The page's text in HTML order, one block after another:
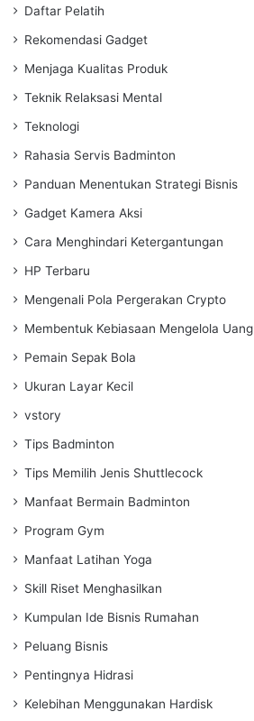
Daftar Pelatih
Rekomendasi Gadget
Menjaga Kualitas Produk
Teknik Relaksasi Mental
Teknologi
Rahasia Servis Badminton
Panduan Menentukan Strategi Bisnis
Gadget Kamera Aksi
Cara Menghindari Ketergantungan
HP Terbaru
Mengenali Pola Pergerakan Crypto
Membentuk Kebiasaan Mengelola Uang
Pemain Sepak Bola
Ukuran Layar Kecil
vstory
Tips Badminton
Tips Memilih Jenis Shuttlecock
Manfaat Bermain Badminton
Program Gym
Manfaat Latihan Yoga
Skill Riset Menghasilkan
Kumpulan Ide Bisnis Rumahan
Peluang Bisnis
Pentingnya Hidrasi
Kelebihan Menggunakan Hardisk